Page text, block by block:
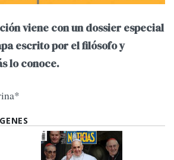
viene con un dossier especial
escrito por el filósofo y
lo conoce.